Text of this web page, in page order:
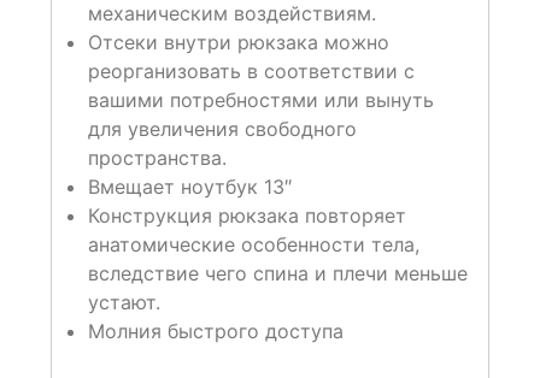
механическим воздействиям.
Отсеки внутри рюкзака можно
реорганизовать в соответствии с
вашими потребностями или вынуть
для увеличения свободного
пространства.
Вмещает ноутбук 13″
Конструкция рюкзака повторяет
анатомические особенности тела,
вследствие чего спина и плечи меньше
устают.
Молния быстрого доступа